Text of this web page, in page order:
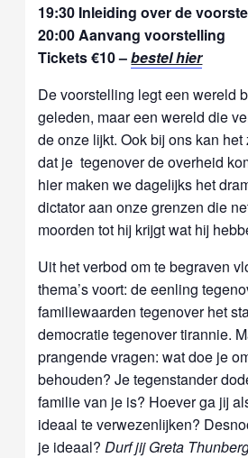
19:30 Inleiding over de
20:00 Aanvang voorstelling
Tickets €10 –bestel hier
De voorstelling legt een wereld
geleden, maar een wereld die
de onze lijkt. Ook bij ons kan
dat je tegenover de overheid
hier maken we dagelijks het
dictator aan onze grenzen die
moorden tot hij krijgt wat hij
Uit het verbod om te begraven
thema’s voort: de eenling
familiewaarden tegenover het
democratie tegenover tirannie.
prangende vragen: wat doe je
behouden? Je tegenstander
familie van je is? Hoever ga jij
ideaal te verwezenlijken?
je ideaal?Durf jij Greta